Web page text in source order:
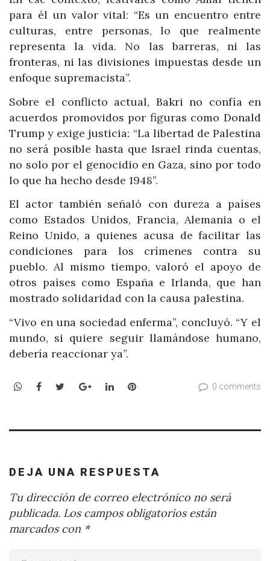
para él un valor vital: “Es un encuentro entre
culturas, entre personas, lo que realmente
representa la vida. No las barreras, ni las
fronteras, ni las divisiones impuestas desde un
enfoque supremacista”.
Sobre el conflicto actual, Bakri no confía en
acuerdos promovidos por figuras como Donald
Trump y exige justicia: “La libertad de Palestina
no será posible hasta que Israel rinda cuentas,
no solo por el genocidio en Gaza, sino por todo
lo que ha hecho desde 1948”.
El actor también señaló con dureza a países
como Estados Unidos, Francia, Alemania o el
Reino Unido, a quienes acusa de facilitar las
condiciones para los crímenes contra su
pueblo. Al mismo tiempo, valoró el apoyo de
otros países como España e Irlanda, que han
mostrado solidaridad con la causa palestina.
“Vivo en una sociedad enferma”, concluyó. “Y el
mundo, si quiere seguir llamándose humano,
debería reaccionar ya”.
WhatsApp
Facebook
TwitterGoogle+LinkedInPinterest 0 comments
DEJA UNA RESPUESTA
Tu dirección de correo electrónico no será
publicada. Los campos obligatorios están
marcados con *